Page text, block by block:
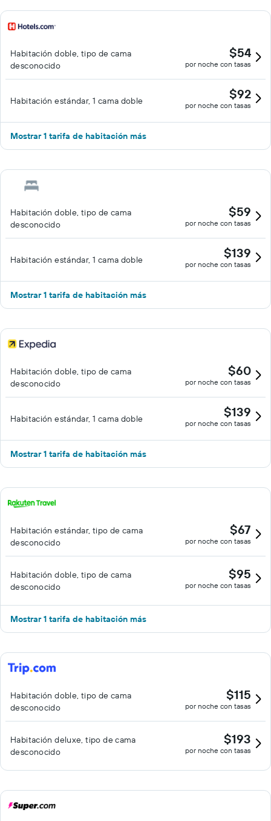
Habitación doble, tipo de cama
desconocido
$54
por noche con tasas
Habitación estándar, 1 cama doble $92
por noche con tasas
Mostrar 1 tarifa de habitación más
Habitación doble, tipo de cama
desconocido
$59
por noche con tasas
Habitación estándar, 1 cama doble $139
por noche con tasas
Mostrar 1 tarifa de habitación más
Habitación doble, tipo de cama
desconocido
$60
por noche con tasas
Habitación estándar, 1 cama doble $139
por noche con tasas
Mostrar 1 tarifa de habitación más
Habitación estándar, tipo de cama
desconocido
$67
por noche con tasas
Habitación doble, tipo de cama
desconocido
$95
por noche con tasas
Mostrar 1 tarifa de habitación más
Habitación doble, tipo de cama
desconocido
$115
por noche con tasas
Habitación deluxe, tipo de cama
desconocido
$193
por noche con tasas